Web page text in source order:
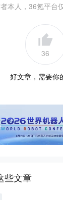
本人，36氪平台
36
好文章，需要你
些文章